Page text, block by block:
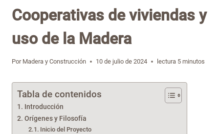
Cooperativas de viviendas y
uso de la Madera
Por Madera y Construcción 10 de julio de 2024 lectura 5 minutos
Tabla de contenidos
Introducción
Orígenes y Filosofía
Inicio del Proyecto